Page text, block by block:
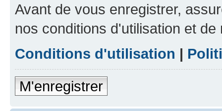
Avant de vous enregistrer,
nos conditions d'utilisation et
Conditions d'utilisation |
M'enregistrer